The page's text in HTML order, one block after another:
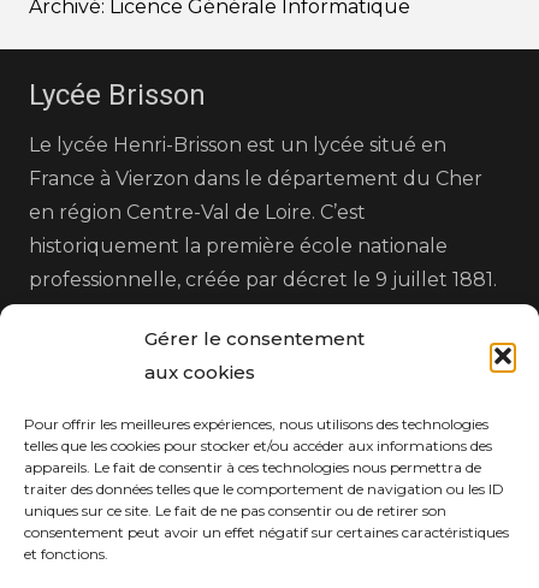
Gérer le consentement
aux cookies
Pour offrir les meilleures expériences, nous utilisons des technologies
telles que les cookies pour stocker et/ou accéder aux informations des
appareils. Le fait de consentir à ces technologies nous permettra de
traiter des données telles que le comportement de navigation ou les ID
uniques sur ce site. Le fait de ne pas consentir ou de retirer son
consentement peut avoir un effet négatif sur certaines caractéristiques
et fonctions.
Archivé: Licence Générale Informatique
Lycée Brisson
Le lycée Henri-Brisson est un lycée situé en
France à Vierzon dans le département du Cher
en région Centre-Val de Loire. C’est
historiquement la première école nationale
professionnelle, créée par décret le 9 juillet 1881.
Nos Coordonnées
home
25 Avenue Henri Brisson, 18100 Vierzon